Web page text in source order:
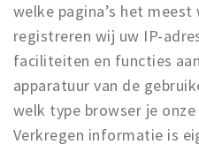
welke pagina’s het
registreren wij uw IP-
faciliteiten en functies
apparatuur van de
welk type browser je
Verkregen informatie is